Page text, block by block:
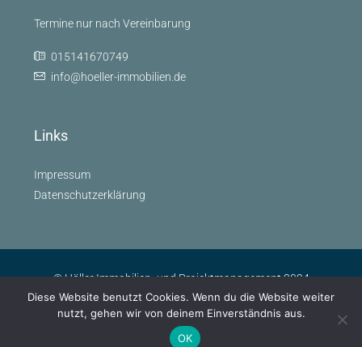
Termine nur nach Vereinbarung
015141670749
info@hoeller-immobilien.de
Links
Impressum
Datenschutzerklärung
© Höller Immobilien- und Projektmanagement 2024
Diese Website benutzt Cookies. Wenn du die Website weiter
nutzt, gehen wir von deinem Einverständnis aus.
OK